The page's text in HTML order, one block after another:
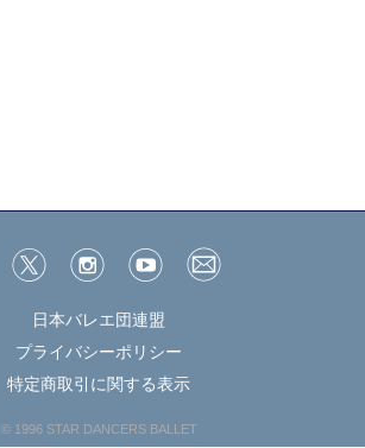
日本バレエ団連盟
プライバシーポリシー
特定商取引に関する表示
© 1996 STAR DANCERS BALLET